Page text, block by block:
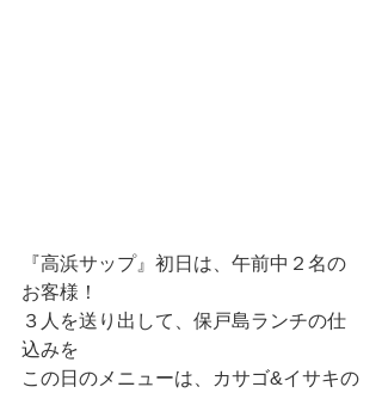
『高浜サップ』初日は、午前中２名の
お客様！
３人を送り出して、保戸島ランチの仕
込みを
この日のメニューは、カサゴ&イサキの